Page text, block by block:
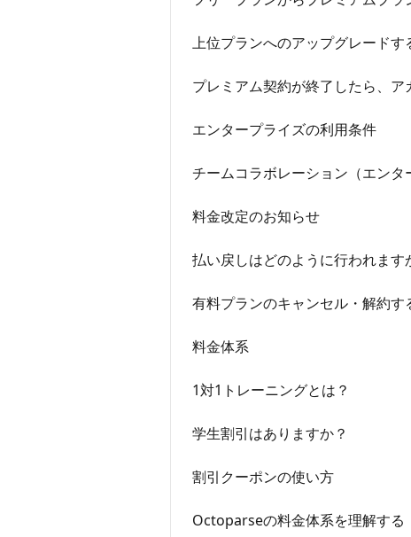
上位プランへのアップグレードす
プレミアム契約が終了したら、ア
エンタープライズの利用条件
チームコラボレーション（エンタ
料金改定のお知らせ
払い戻しはどのように行われます
有料プランのキャンセル・解約す
料金体系
1対1トレーニングとは？
学生割引はありますか？
割引クーポンの使い方
Octoparseの料金体系を理解する